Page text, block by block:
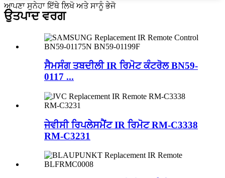
ਆਪਣਾ ਸੁਨੇਹਾ ਇੱਥੇ ਲਿਖੋ ਅਤੇ ਸਾਨੂੰ ਭੇਜੋ
ਉਤਪਾਦ ਵਰਗ
ਸੈਮਸੰਗ ਤਬਦੀਲੀ IR ਰਿਮੋਟ ਕੰਟਰੋਲ BN59-
0117 ...
ਜੇਵੀਸੀ ਰਿਪਲੇਸਮੈਂਟ IR ਰਿਮੋਟ RM-C3338
RM-C3231